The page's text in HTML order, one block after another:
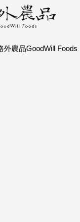
外農品GoodWill Foods